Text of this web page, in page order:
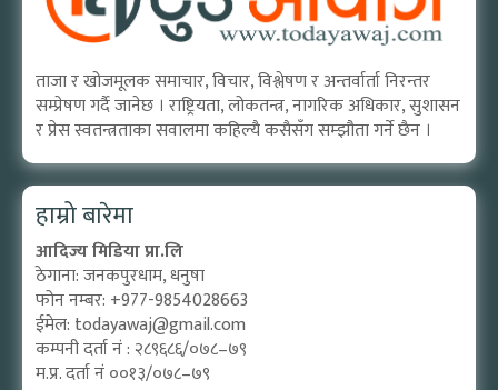
ताजा र खोजमूलक समाचार, विचार, विश्लेषण र अन्तर्वार्ता निरन्तर
सम्प्रेषण गर्दै जानेछ । राष्ट्रियता, लोकतन्त्र, नागरिक अधिकार, सुशासन
र प्रेस स्वतन्त्रताका सवालमा कहिल्यै कसैसँग सम्झौता गर्ने छैन ।
हाम्रो बारेमा
आदिज्य मिडिया प्रा.लि
ठेगाना: जनकपुरधाम, धनुषा
फोन नम्बर: +977-9854028663
ईमेल: todayawaj@gmail.com
कम्पनी दर्ता नं : २८९६८६/०७८–७९
म.प्र. दर्ता नं ००१३/०७८–७९